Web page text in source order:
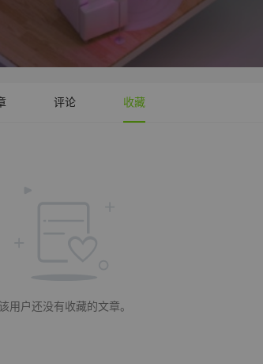
评论 收藏
用户还没有收藏的文章。